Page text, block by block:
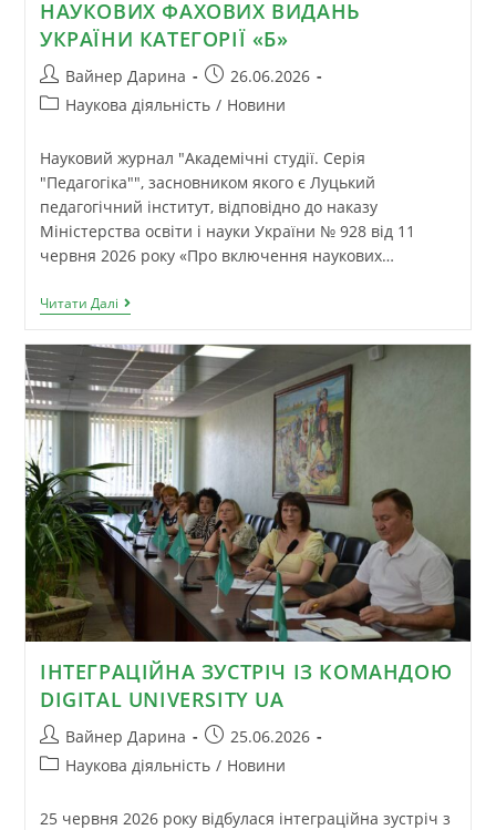
НАУКОВИХ ФАХОВИХ ВИДАНЬ
УКРАЇНИ КАТЕГОРІЇ «Б»
Вайнер Дарина
26.06.2026
Наукова діяльність / Новини
Науковий журнал "Академічні студії. Серія
"Педагогіка"", засновником якого є Луцький
педагогічний інститут, відповідно до наказу
Міністерства освіти і науки України № 928 від 11
червня 2026 року «Про включення наукових…
Читати Далі
ІНТЕГРАЦІЙНА ЗУСТРІЧ ІЗ КОМАНДОЮ
DIGITAL UNIVERSITY UA
Вайнер Дарина
25.06.2026
Наукова діяльність / Новини
25 червня 2026 року відбулася інтеграційна зустріч з